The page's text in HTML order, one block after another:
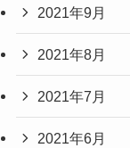
2021年9月
2021年8月
2021年7月
2021年6月